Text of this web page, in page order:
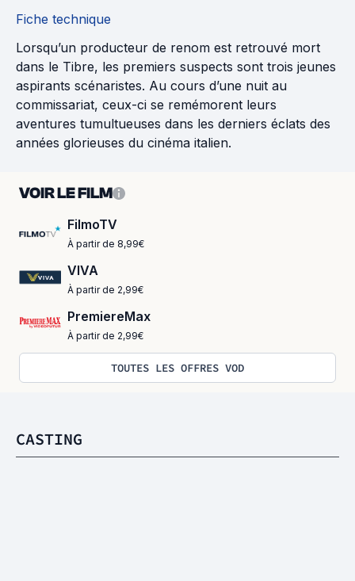
Fiche technique
Lorsqu’un producteur de renom est retrouvé mort
dans le Tibre, les premiers suspects sont trois jeunes
aspirants scénaristes. Au cours d’une nuit au
commissariat, ceux-ci se remémorent leurs
aventures tumultueuses dans les derniers éclats des
années glorieuses du cinéma italien.
VOIR LE FILM
FilmoTV
À partir de 8,99€
VIVA
À partir de 2,99€
PremiereMax
À partir de 2,99€
TOUTES LES OFFRES VOD
CASTING